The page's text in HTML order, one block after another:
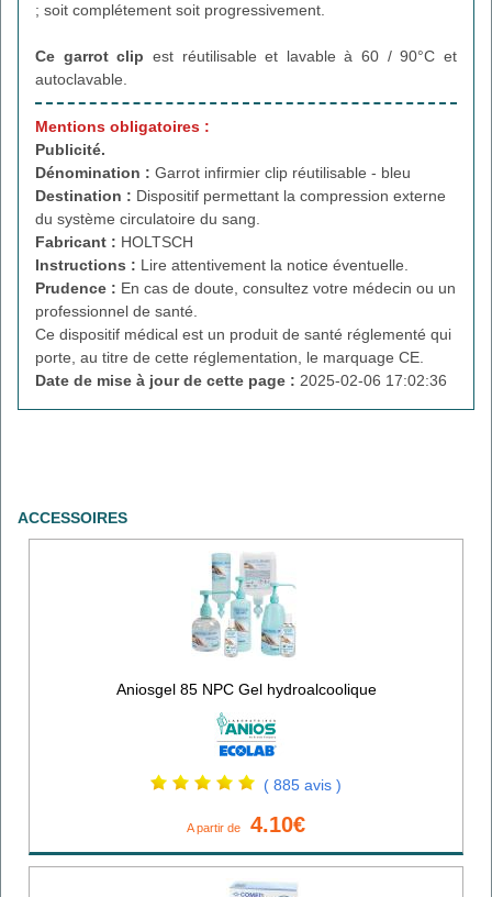
; soit complétement soit progressivement.
Ce garrot clip est réutilisable et lavable à 60 / 90°C et
autoclavable.
Mentions obligatoires :
Publicité.
Dénomination : Garrot infirmier clip réutilisable - bleu
Destination : Dispositif permettant la compression externe
du système circulatoire du sang.
Fabricant : HOLTSCH
Instructions : Lire attentivement la notice éventuelle.
Prudence : En cas de doute, consultez votre médecin ou un
professionnel de santé.
Ce dispositif médical est un produit de santé réglementé qui
porte, au titre de cette réglementation, le marquage CE.
Date de mise à jour de cette page : 2025-02-06 17:02:36
ACCESSOIRES
Aniosgel 85 NPC Gel hydroalcoolique
( 885 avis )
A partir de 4.10€